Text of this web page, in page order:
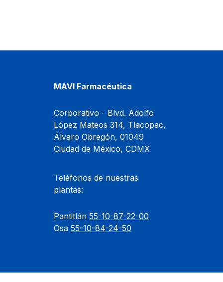
MAVI Farmacéutica
Corporativo - Blvd. Adolfo
López Mateos 314, Tlacopac,
Álvaro Obregón, 01049
Ciudad de México, CDMX
Teléfonos de nuestras
plantas:
Pantitlán55-10-87-22-00
Osa55-10-84-24-50